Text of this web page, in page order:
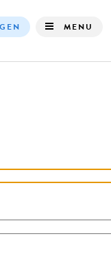
MENU